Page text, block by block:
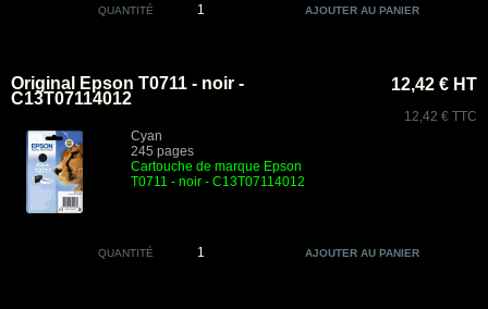
QUANTITÉ
Original Epson T0711 - noir -
C13T07114012
Cyan
245 pages
Cartouche de marque Epson
T0711 - noir - C13T07114012
12,42 € HT
12,42 € TTC
QUANTITÉ